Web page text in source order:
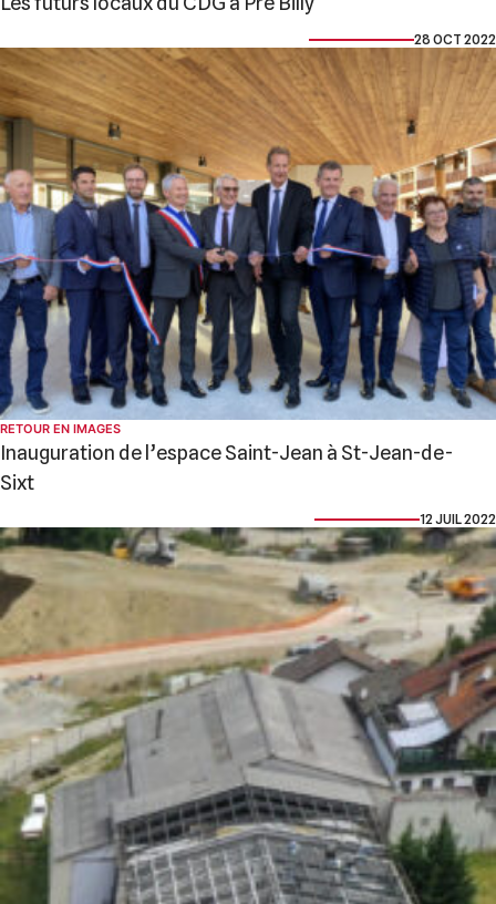
28 OCT 2022
RETOUR EN IMAGES
Inauguration de l’espace Saint-Jean à St-Jean-de-
Sixt
12 JUIL 2022